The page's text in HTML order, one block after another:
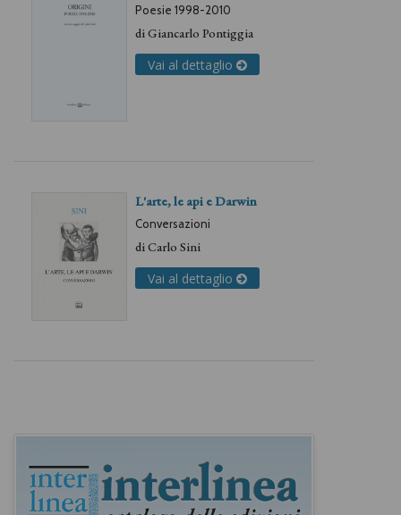
Poesie 1998-2010
diGiancarlo Pontiggia
Vai al dettaglio
L'arte, le api e Darwin
Conversazioni
diCarlo Sini
Vai al dettaglio